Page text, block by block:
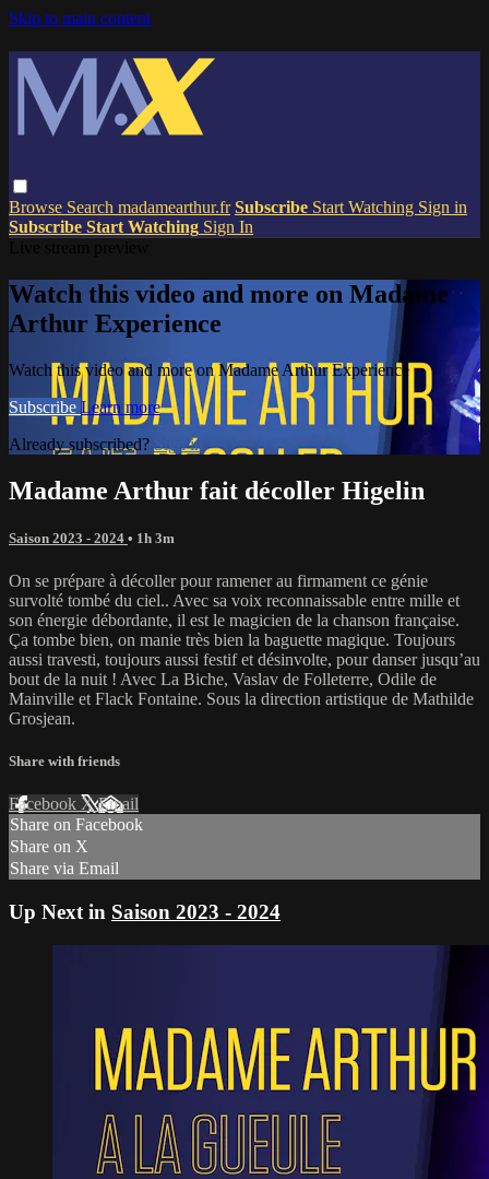
Skip to main content
Browse Search madamearthur.fr Subscribe Start Watching Sign in
Subscribe Start Watching Sign In
Watch this video and more on Madame
Arthur Experience
Watch this video and more on Madame Arthur Experience
Subscribe Learn more
Already subscribed?Sign in
Madame Arthur fait décoller Higelin
Saison 2023 - 2024 • 1h 3m
On se prépare à décoller pour ramener au firmament ce génie
survolté tombé du ciel.. Avec sa voix reconnaissable entre mille et
son énergie débordante, il est le magicien de la chanson française.
Ça tombe bien, on manie très bien la baguette magique. Toujours
aussi travesti, toujours aussi festif et désinvolte, pour danser jusqu’au
bout de la nuit ! Avec La Biche, Vaslav de Folleterre, Odile de
Mainville et Flack Fontaine. Sous la direction artistique de Mathilde
Grosjean.
Share with friends
Facebook XEmail
Share on Facebook
Share on X
Share via Email
Up Next in Saison 2023 - 2024